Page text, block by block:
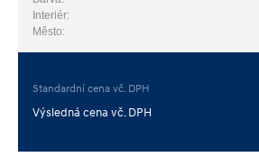
Interiér:
Město:
Standardní cena vč. DPH
Výsledná cena vč. DPH